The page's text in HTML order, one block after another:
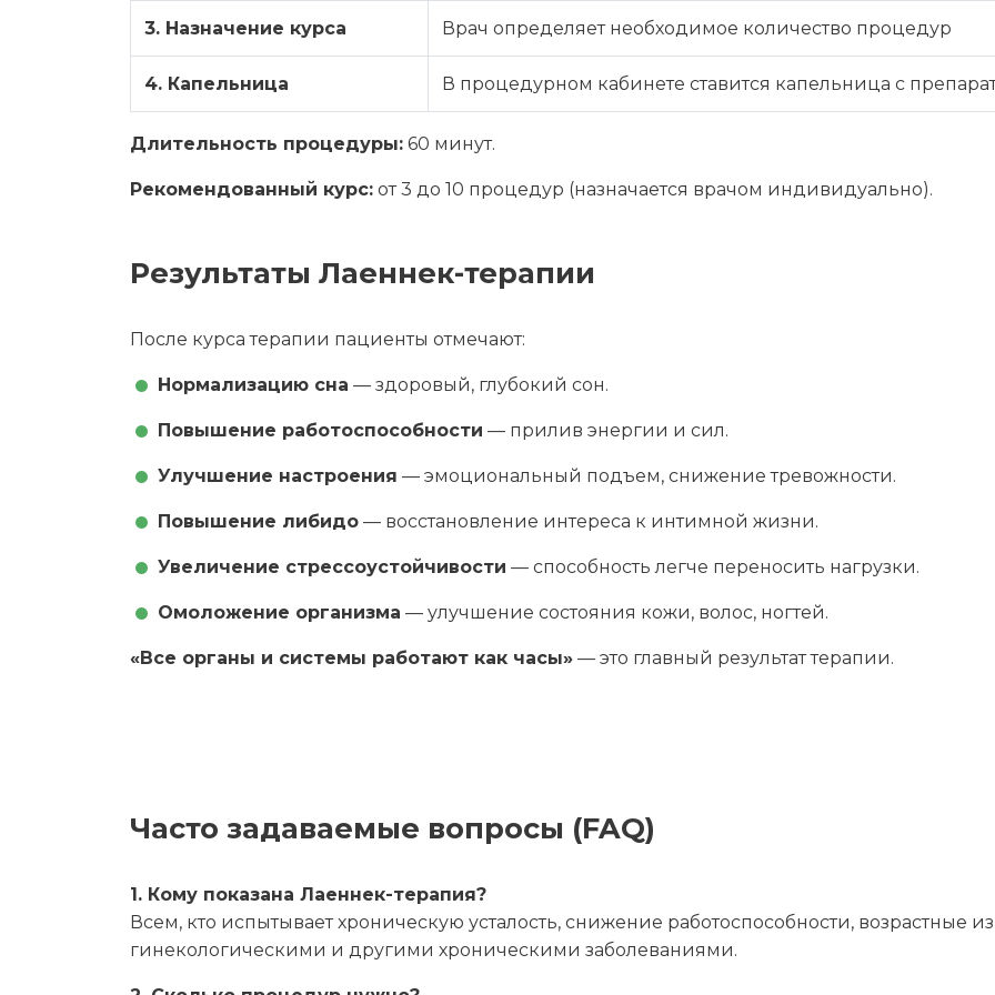
3. Назначение курса Врач определяет необходимое количество процедур
4. Капельница В процедурном кабинете ставится капельница с
Длительность процедуры: 60 минут.
Рекомендованный курс: от 3 до 10 процедур (назначается врачом индивидуально).
Результаты Лаеннек-терапии
После курса терапии пациенты отмечают:
Нормализацию сна — здоровый, глубокий сон.
Повышение работоспособности — прилив энергии и сил.
Улучшение настроения — эмоциональный подъем, снижение тревожности.
Повышение либидо — восстановление интереса к интимной жизни.
Увеличение стрессоустойчивости — способность легче переносить нагрузки.
Омоложение организма — улучшение состояния кожи, волос, ногтей.
«Все органы и системы работают как часы» — это главный результат терапии.
Часто задаваемые вопросы (FAQ)
1. Кому показана Лаеннек-терапия?
Всем, кто испытывает хроническую усталость, снижение работоспособности, возрастные
гинекологическими и другими хроническими заболеваниями.